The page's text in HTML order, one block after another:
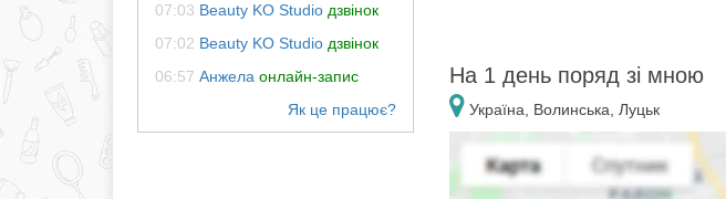
07:03 Beauty KO Studio дзвінок
07:02 Beauty KO Studio дзвінок
06:57 Анжела онлайн-запис На 1 день поряд зі мною
Україна, Волинська, Луцьк